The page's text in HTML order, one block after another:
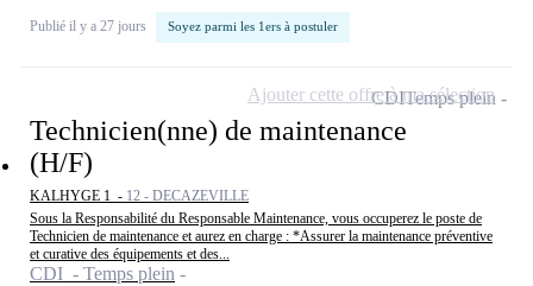
Publié il y a 27 jours Soyez parmi les 1ers à postuler
Technicien(nne) de maintenance
(H/F)
KALHYGE 1 - 12 - DECAZEVILLE
Sous la Responsabilité du Responsable Maintenance, vous occuperez le poste de
Technicien de maintenance et aurez en charge : *Assurer la maintenance préventive
et curative des équipements et des...
CDI - Temps plein
CDITemps plein
Ajouter cette offre à ma sélection